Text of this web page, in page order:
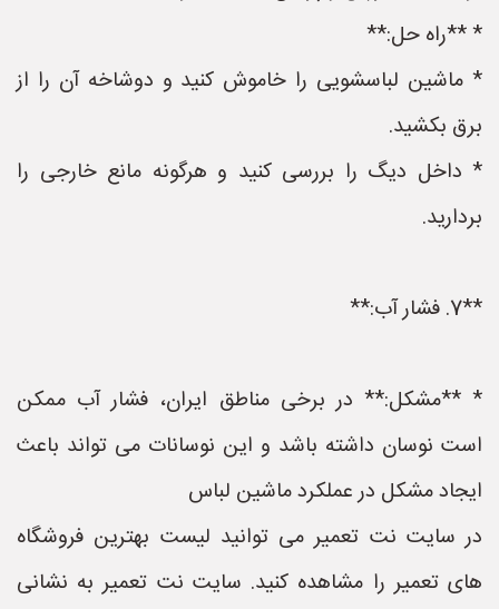
* **راه حل:**
* ماشین لباسشویی را خاموش کنید و دوشاخه آن را از
برق بکشید.
* داخل دیگ را بررسی کنید و هرگونه مانع خارجی را
بردارید.
**7. فشار آب:**
* **مشکل:** در برخی مناطق ایران، فشار آب ممکن
است نوسان داشته باشد و این نوسانات می تواند باعث
ایجاد مشکل در عملکرد ماشین لباس
در سایت نت تعمیر می توانید لیست بهترین فروشگاه
های تعمیر را مشاهده کنید. سایت نت تعمیر به نشانی